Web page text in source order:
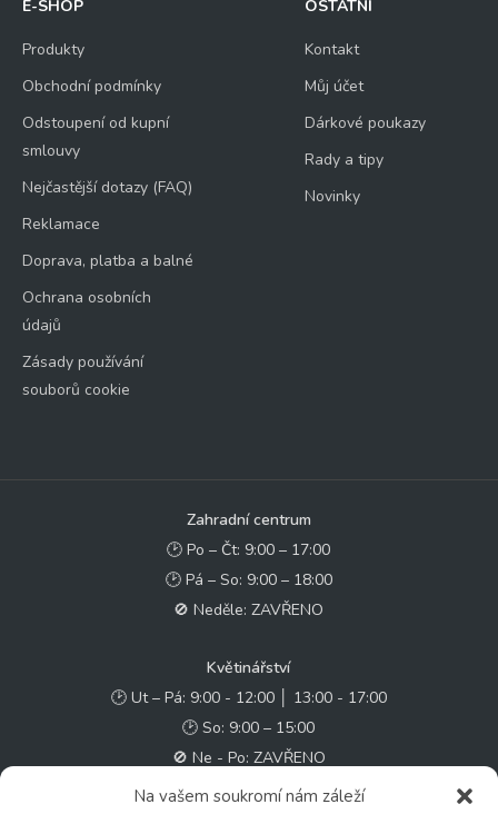
Na vašem soukromí nám záleží
E-SHOP
Produkty
Obchodní podmínky
Odstoupení od kupní
smlouvy
Nejčastější dotazy (FAQ)
Reklamace
Doprava, platba a balné
Ochrana osobních
údajů
Zásady používání
souborů cookie
OSTATNÍ
Kontakt
Můj účet
Dárkové poukazy
Rady a tipy
Novinky
Zahradní centrum
🕑 Po – Čt: 9:00 – 17:00
🕑 Pá – So: 9:00 – 18:00
🚫 Neděle: ZAVŘENO
Květinářství
🕑 Ut – Pá: 9:00 - 12:00 │ 13:00 - 17:00
🕑 So: 9:00 – 15:00
🚫 Ne - Po: ZAVŘENO